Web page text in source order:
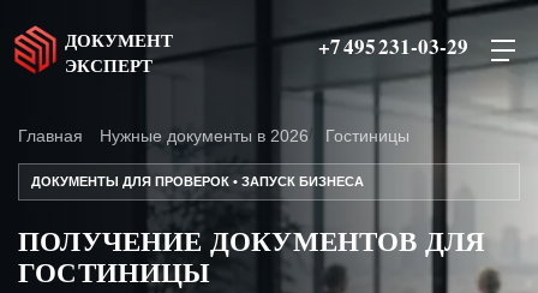
ДОКУМЕНТ
ЭКСПЕРТ
+7 495 231-03-29
Главная Нужные документы в 2026 Гостиницы
ДОКУМЕНТЫ ДЛЯ ПРОВЕРОК • ЗАПУСК БИЗНЕСА
ПОЛУЧЕНИЕ ДОКУМЕНТОВ ДЛЯ
ГОСТИНИЦЫ